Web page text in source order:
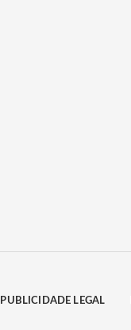
PUBLICIDADE LEGAL